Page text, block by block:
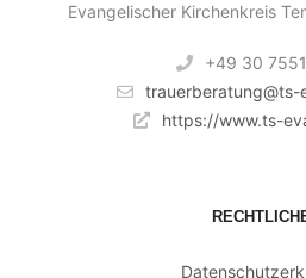
Evangelischer Kirchenkreis
+49 30
trauerberatung@ts-
https://www.ts-